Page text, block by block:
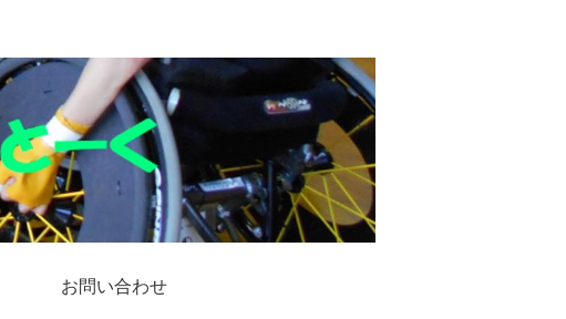
お問い合わせ